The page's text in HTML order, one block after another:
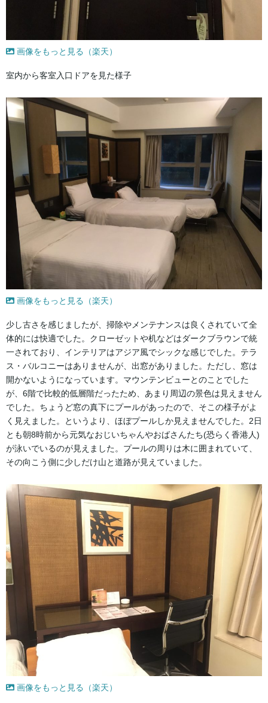
画像をもっと見る（楽天）
室内から客室入口ドアを見た様子
画像をもっと見る（楽天）
少し古さを感じましたが、掃除やメンテナンスは良くされていて全
体的には快適でした。クローゼットや机などはダークブラウンで統
一されており、インテリアはアジア風でシックな感じでした。テラ
ス・バルコニーはありませんが、出窓がありました。ただし、窓は
開かないようになっています。マウンテンビューとのことでした
が、6階で比較的低層階だったため、あまり周辺の景色は見えません
でした。ちょうど窓の真下にプールがあったので、そこの様子がよ
く見えました。というより、ほぼプールしか見えませんでした。2日
とも朝8時前から元気なおじいちゃんやおばさんたち(恐らく香港人)
が泳いでいるのが見えました。プールの周りは木に囲まれていて、
その向こう側に少しだけ山と道路が見えていました。
画像をもっと見る（楽天）